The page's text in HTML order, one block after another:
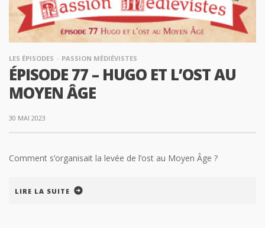
LES ÉPISODES PASSION MÉDIÉVISTES
ÉPISODE 77 – HUGO ET L’OST AU
MOYEN ÂGE
30 MAI 2023
Comment s’organisait la levée de l’ost au Moyen Âge ?
LIRE LA SUITE